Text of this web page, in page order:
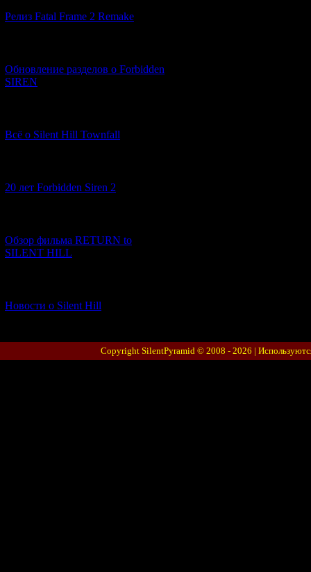
Релиз Fatal Frame 2 Remake
Обновление разделов о Forbidden
SIREN
Всё о Silent Hill Townfall
20 лет Forbidden Siren 2
Обзор фильма RETURN to
SILENT HILL
Новости о Silent Hill
Copyright SilentPyramid © 2008 - 2026 |